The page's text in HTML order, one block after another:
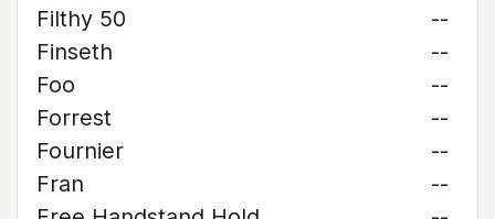
Filthy 50
--
Finseth
--
Foo
--
Forrest
--
Fournier
--
Fran
--